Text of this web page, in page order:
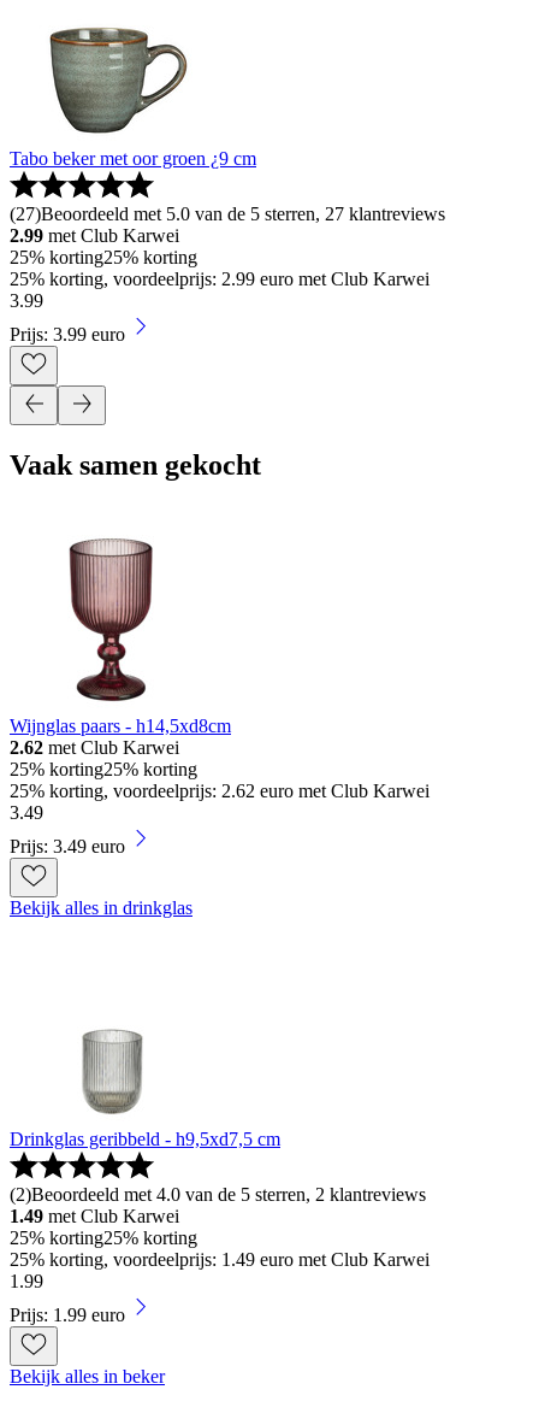
Tabo beker met oor groen ¿9 cm
(27)Beoordeeld met 5.0 van de 5 sterren, 27 klantreviews
2.99 met Club Karwei
25% korting25% korting
25% korting, voordeelprijs: 2.99 euro met Club Karwei
3.99
Prijs: 3.99 euro
Vaak samen gekocht
Wijnglas paars - h14,5xd8cm
2.62 met Club Karwei
25% korting25% korting
25% korting, voordeelprijs: 2.62 euro met Club Karwei
3.49
Prijs: 3.49 euro
Bekijk alles in drinkglas
Drinkglas geribbeld - h9,5xd7,5 cm
(2)Beoordeeld met 4.0 van de 5 sterren, 2 klantreviews
1.49 met Club Karwei
25% korting25% korting
25% korting, voordeelprijs: 1.49 euro met Club Karwei
1 .99
Prijs: 1.99 euro
Bekijk alles in beker